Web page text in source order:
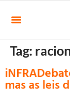
Tag:
mas as leis